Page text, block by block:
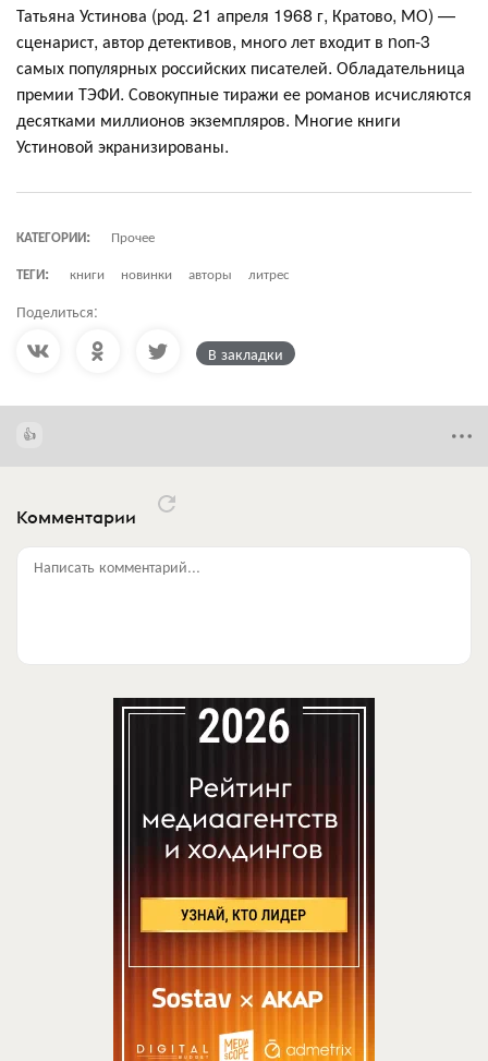
Татьяна Устинова (род. 21 апреля 1968 г, Кратово, МО) —
сценарист, автор детективов, много лет входит в nоп-3
самых популярных российских писателей. Обладательница
премии ТЭФИ. Совокупные тиражи ее романов исчисляются
десятками миллионов экземпляров. Многие книги
Устиновой экранизированы.
КАТЕГОРИИ:
Прочее
ТЕГИ:
книги новинки авторы литрес
Поделиться:
В закладки
Комментарии
Написать комментарий...